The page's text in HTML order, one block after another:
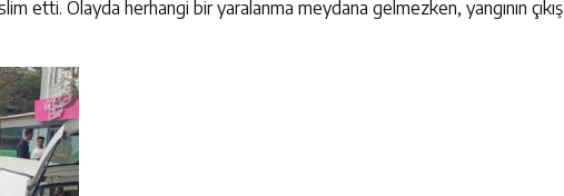
etti. Olayda herhangi bir yaralanma meydana gelmezken, yangının çıkış